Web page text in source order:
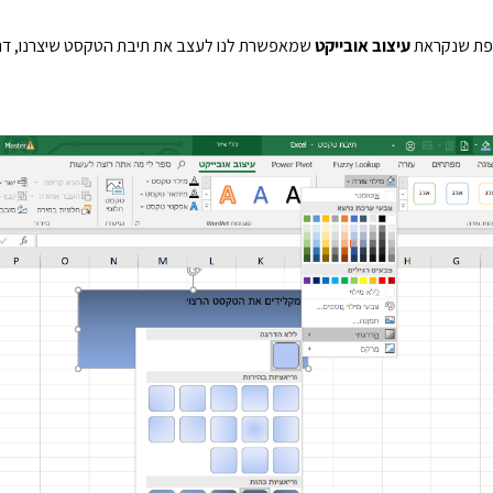
שנקראתעיצוב אובייקטשמאפשרת לנו לעצב את תיבת הטקסט שיצרנו,